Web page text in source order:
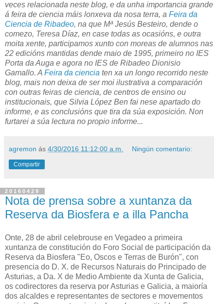
veces relacionada neste blog, e da unha importancia grande
á feira de ciencia máis lonxeva da nosa terra, a Feira da
Ciencia de Ribadeo, na que Mª Jesús Besteiro, dende o
comezo, Teresa Díaz, en case todas as ocasións, e outra
moita xente, participamos xunto con moreas de alumnos nas
22 edicións mantidas dende maio de 1995, primeiro no IES
Porta da Auga e agora no IES de Ribadeo Dionisio
Gamallo. A Feira da ciencia ten xa un longo recorrido neste
blog, mais non deixa de ser moi ilustrativa a comparación
con outras feiras de ciencia, de centros de ensino ou
institucionais, que Silvia López Ben fai nese apartado do
informe, e as conclusións que tira da súa exposición. Non
furtarei a súa lectura no propio informe...
agremon ás 4/30/2016 11:12:00 a.m. Ningún comentario:
Compartir
20160429
Nota de prensa sobre a xuntanza da
Reserva da Biosfera e a illa Pancha
Onte, 28 de abril celebrouse en Vegadeo a primeira
xuntanza de constitución do Foro Social de participación da
Reserva da Biosfera "Eo, Oscos e Terras de Burón", con
presencia do D. X. de Recursos Naturais do Principado de
Asturias, a Da. X de Medio Ambiente da Xunta de Galicia,
os codirectores da reserva por Asturias e Galicia, a maioría
dos alcaldes e representantes de sectores e movementos